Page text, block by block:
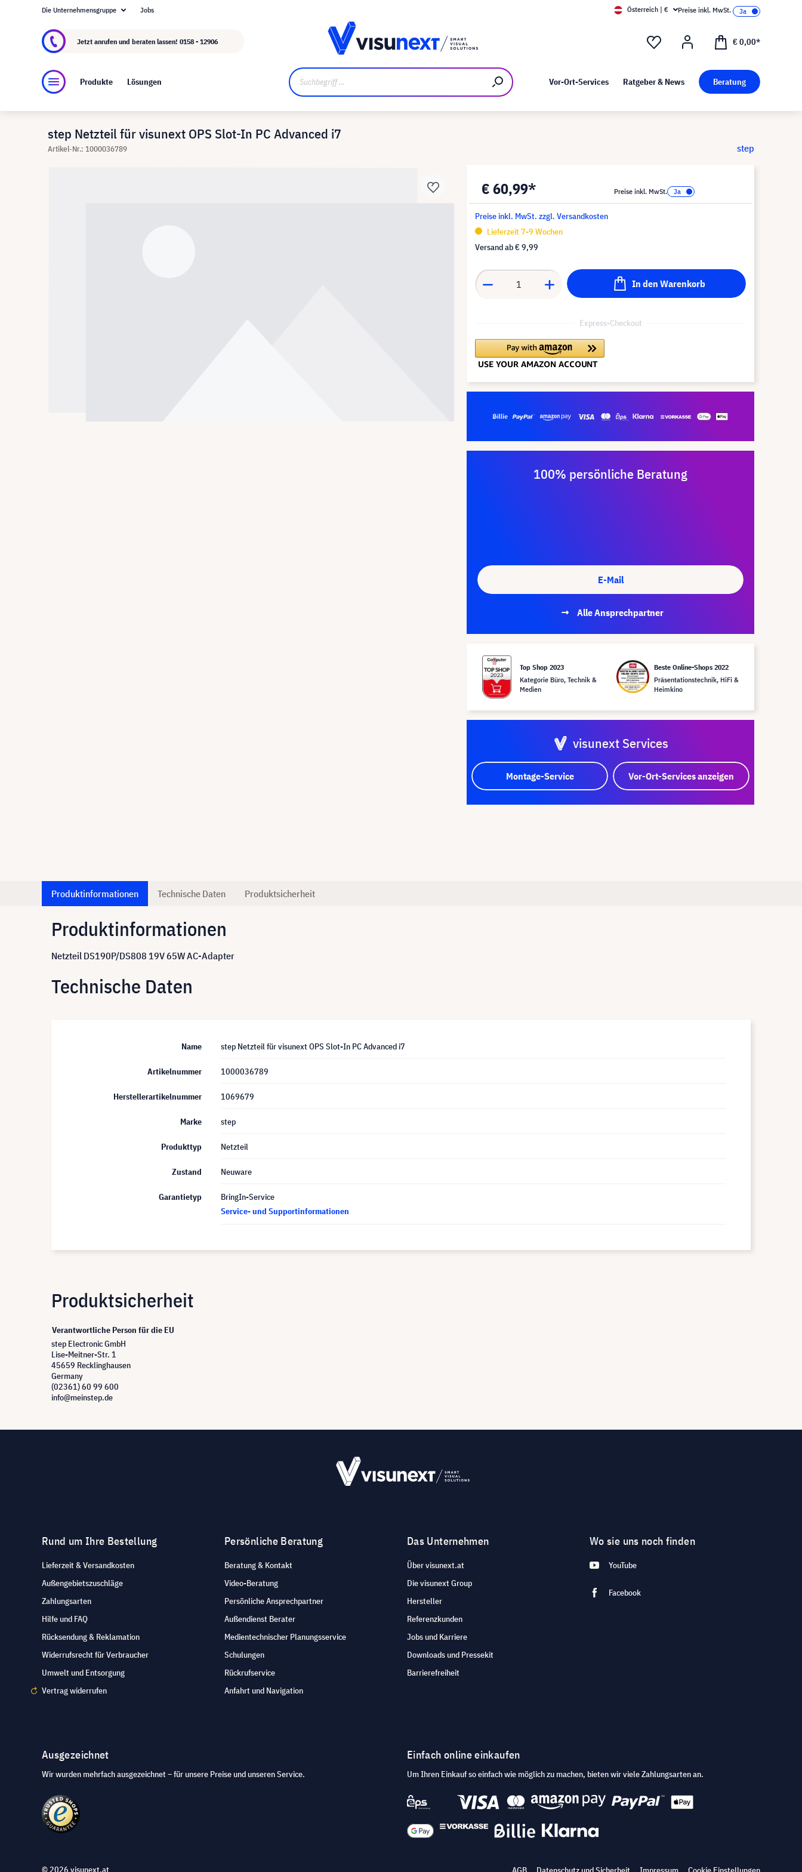
Über visunext.at Kunst bei visunext
Die Unternehmensgruppe Jobs Österreich | € Preise inkl. MwSt.
Jetzt anrufen und beraten lassen! 0158 - 12906 € 0,00*
Produkte Lösungen Vor-Ort-Services Ratgeber & News Beratung
step Netzteil für visunext OPS Slot-In PC Advanced i7
Artikel-Nr.: 1000036789 step
€ 60,99* Preise inkl. MwSt.
Preise inkl. MwSt. zzgl. Versandkosten
Lieferzeit 7-9 Wochen
Versand ab€ 9,99
In den Warenkorb
Express-Checkout
100% persönliche Beratung
E-Mail
Alle Ansprechpartner
Top Shop 2023
Kategorie Büro, Technik &
Medien
Beste Online-Shops 2022
Präsentationstechnik, HiFi &
Heimkino
visunext Services
Montage-Service Vor-Ort-Services anzeigen
Produktinformationen Technische Daten Produktsicherheit
Produktinformationen
Netzteil DS190P/DS808 19V 65W AC-Adapter
Technische Daten
Name step Netzteil für visunext OPS Slot-In PC Advanced i7
Artikelnummer 1000036789
Herstellerartikelnummer 1069679
Marke step
Produkttyp Netzteil
Zustand Neuware
Garantietyp
BringIn-Service
Service- und Supportinformationen
Produktsicherheit
Verantwortliche Person für die EU
step Electronic GmbH
Lise-Meitner-Str. 1
45659 Recklinghausen
Germany
(02361) 60 99 600
info@meinstep.de
Rund um Ihre Bestellung
Lieferzeit & Versandkosten
Außengebietszuschläge
Zahlungsarten
Hilfe und FAQ
Rücksendung & Reklamation
Widerrufsrecht für Verbraucher
Umwelt und Entsorgung
Vertrag widerrufen
Persönliche Beratung
Beratung & Kontakt
Video-Beratung
Persönliche Ansprechpartner
Außendienst Berater
Medientechnischer Planungsservice
Schulungen
Rückrufservice
Anfahrt und Navigation
Das Unternehmen
Über visunext.at
Die visunext Group
Hersteller
Referenzkunden
Jobs und Karriere
Downloads und Pressekit
Barrierefreiheit
Wo sie uns noch finden
YouTube
Facebook
Ausgezeichnet
Wir wurden mehrfach ausgezeichnet – für unsere Preise und unseren Service.
Einfach online einkaufen
Um Ihren Einkauf so einfach wie möglich zu machen, bieten wir viele Zahlungsarten an.
© 2026 visunext.at